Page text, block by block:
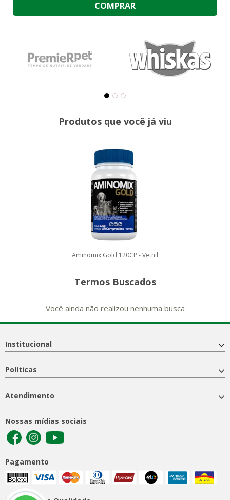
COMPRAR
Produtos que você já viu
Aminomix Gold 120CP - Vetnil
Termos Buscados
Você ainda não realizou nenhuma busca
Institucional
Políticas
Atendimento
Nossas mídias sociais
Pagamento